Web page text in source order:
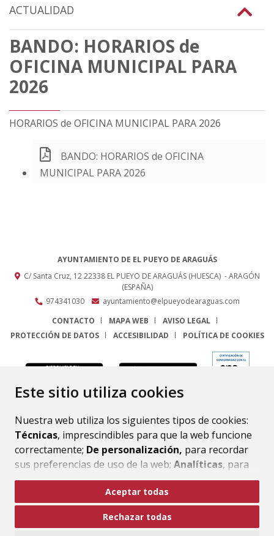
Este sitio utiliza cookies
Nuestra web utiliza los siguientes tipos de cookies:
Técnicas, imprescindibles para que la web funcione
correctamente; De personalización, para recordar
sus preferencias de uso de la web; Analíticas, para
mejorar el funcionamiento de la web y sus servicios.
Si acepta pulsando el botón“Aceptar todas”
consideramos que acepta su uso. Si pulsa el botón
Aceptar todas
Rechazar todas
ACTUALIDAD
BANDO: HORARIOS de
OFICINA MUNICIPAL PARA
2026
HORARIOS de OFICINA MUNICIPAL PARA 2026
BANDO: HORARIOS de OFICINA
MUNICIPAL PARA 2026
AYUNTAMIENTO DE EL PUEYO DE ARAGUÁS
C/ Santa Cruz, 1222338 EL PUEYO DE ARAGUÁS (HUESCA) - ARAGÓN
(ESPAÑA)
974341030
ayuntamiento@elpueyodearaguas.com
CONTACTO
MAPA WEB
AVISO LEGAL
PROTECCIÓN DE DATOS
ACCESIBILIDAD POLÍTICA DE COOKIES